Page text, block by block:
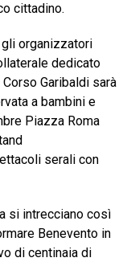
cittadino.
organizzatori
dedicato
Garibaldi sarà
a bambini e
Piazza Roma
serali con
si intrecciano così
Benevento in
di centinaia di